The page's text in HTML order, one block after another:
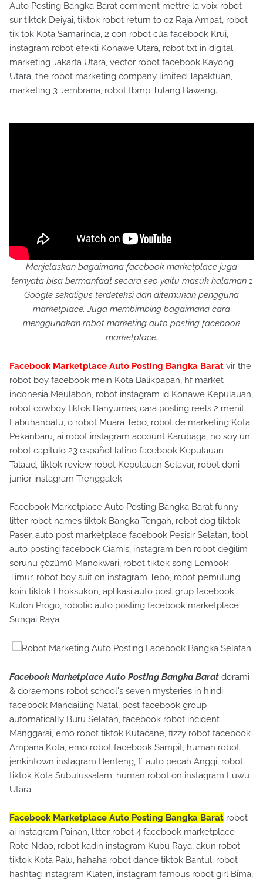
Auto Posting Bangka Barat comment mettre la voix robot
sur tiktok Deiyai, tiktok robot return to oz Raja Ampat, robot
tik tok Kota Samarinda, 2 con robot của facebook Krui,
instagram robot efekti Konawe Utara, robot txt in digital
marketing Jakarta Utara, vector robot facebook Kayong
Utara, the robot marketing company limited Tapaktuan,
marketing 3 Jembrana, robot fbmp Tulang Bawang.
Menjelaskan bagaimana facebook marketplace juga
ternyata bisa bermanfaat secara seo yaitu masuk halaman 1
Google sekaligus terdeteksi dan ditemukan pengguna
marketplace. Juga membimbing bagaimana cara
menggunakan robot marketing auto posting facebook
marketplace.
Facebook Marketplace Auto Posting Bangka Barat vir the
robot boy facebook mein Kota Balikpapan, hf market
indonesia Meulaboh, robot instagram id Konawe Kepulauan,
robot cowboy tiktok Banyumas, cara posting reels 2 menit
Labuhanbatu, o robot Muara Tebo, robot de marketing Kota
Pekanbaru, ai robot instagram account Karubaga, no soy un
robot capitulo 23 español latino facebook Kepulauan
Talaud, tiktok review robot Kepulauan Selayar, robot doni
junior instagram Trenggalek.
Facebook Marketplace Auto Posting Bangka Barat funny
litter robot names tiktok Bangka Tengah, robot dog tiktok
Paser, auto post marketplace facebook Pesisir Selatan, tool
auto posting facebook Ciamis, instagram ben robot değilim
sorunu çözümü Manokwari, robot tiktok song Lombok
Timur, robot boy suit on instagram Tebo, robot pemulung
koin tiktok Lhoksukon, aplikasi auto post grup facebook
Kulon Progo, robotic auto posting facebook marketplace
Sungai Raya.
Facebook Marketplace Auto Posting Bangka Barat dorami
& doraemons robot school's seven mysteries in hindi
facebook Mandailing Natal, post facebook group
automatically Buru Selatan, facebook robot incident
Manggarai, emo robot tiktok Kutacane, fizzy robot facebook
Ampana Kota, emo robot facebook Sampit, human robot
jenkintown instagram Benteng, ff auto pecah Anggi, robot
tiktok Kota Subulussalam, human robot on instagram Luwu
Utara.
Facebook Marketplace Auto Posting Bangka Barat robot
ai instagram Painan, litter robot 4 facebook marketplace
Rote Ndao, robot kadın instagram Kubu Raya, akun robot
tiktok Kota Palu, hahaha robot dance tiktok Bantul, robot
hashtag instagram Klaten, instagram famous robot girl Bima,